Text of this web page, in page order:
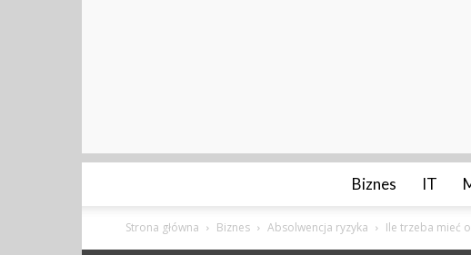
Biznes IT
Strona główna Biznes Absolwencja ryzyka Ile trzeba mieć